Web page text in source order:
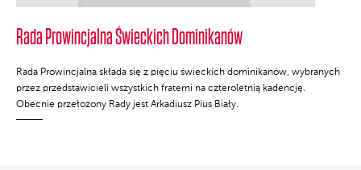
Rada Prowincjalna Świeckich Dominikanów
Rada Prowincjalna składa się z pięciu świeckich dominikanów, wybranych
przez przedstawicieli wszystkich fraterni na czteroletnią kadencję.
Obecnie przełożony Rady jest Arkadiusz Pius Biały.